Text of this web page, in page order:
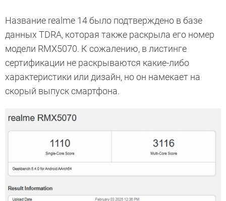
Название realme 14 было подтверждено в базе
данных TDRA, которая также раскрыла его номер
модели RMX5070. К сожалению, в листинге
сертификации не раскрываются какие-либо
характеристики или дизайн, но он намекает на
скорый выпуск смартфона.